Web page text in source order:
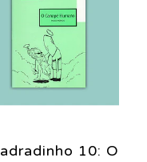
10: O